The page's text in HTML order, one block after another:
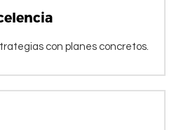
con planes concretos.